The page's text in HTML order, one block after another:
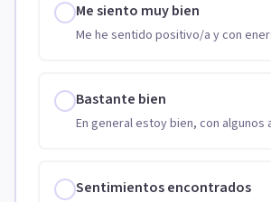
Me siento muy bien
Me he sentido positivo/a y con
Bastante bien
En general estoy bien, con algunos
Sentimientos encontrados